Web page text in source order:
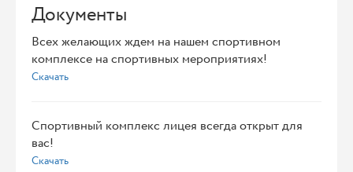
Документы
Всех желающих ждем на нашем спортивном
комплексе на спортивных мероприятиях!
Скачать
Спортивный комплекс лицея всегда открыт для
вас!
Скачать